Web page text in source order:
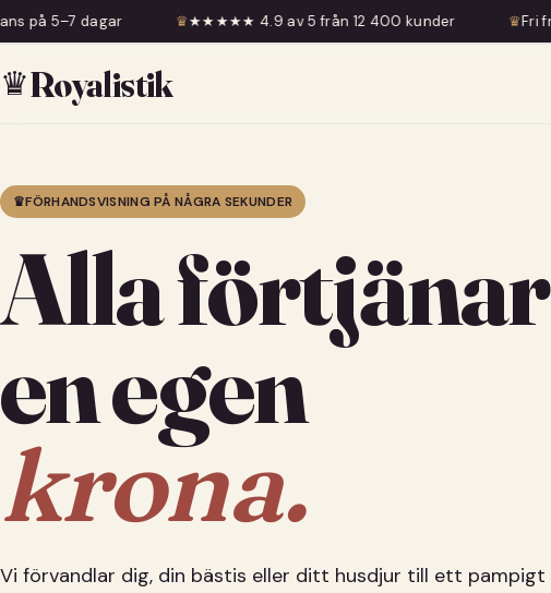
♛★★★★★ 4.9 av 5 från 12 400 kunder ♛Fri frakt över 599 kr
♛Royalistik
♛FÖRHANDSVISNING PÅ NÅGRA SEKUNDER
Alla förtjänar
en egen
krona.
Vi förvandlar dig, din bästis eller ditt husdjur till ett pampigt